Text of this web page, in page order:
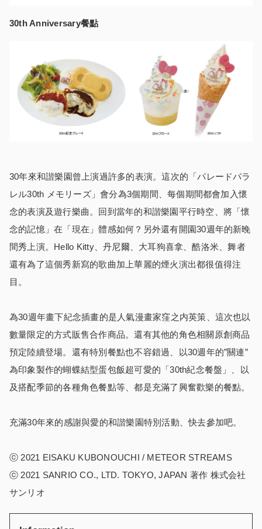
30th Anniversary餐點
30年來和諧樂園曾上演過許多的表演。這次的「パレードパラ
レル30th メモリーズ」會分為3個期間、每個期間都會加入懷
念的表演及遊行樂曲。回到當年的和諧樂園平行時空、將「懷
念的記憶」在「現在」體感如何？另外還有開園30週年的新晚
間秀上演。Hello Kitty、丹尼爾、大耳狗喜拿、酷洛米、舞者
還有為了這個秀新寫的歌曲加上華麗的煙火演出都很值得注
目。
為30週年畫下紀念插畫的是人氣漫畫家窪之内英策、這次也以
數量限定的方式販售合作商品。還有其他的角色相關原創商品
預定陸續登場。還有特別餐點也不容錯過、以30週年的”關連”
為印象製作的蝴蝶結型蛋包飯超可愛的「30th紀念餐盤」、以
及搭配季節的各種角色餐點等、都是充滿了興奮歡樂的餐點。
充滿30年來的感謝與愛的和諧樂園特別活動、快去參加吧。
ⓒ 2021 EISAKU KUBONOUCHI / METEOR STREAMS
ⓒ 2021 SANRIO CO., LTD. TOKYO, JAPAN 著作 株式会社
サンリオ